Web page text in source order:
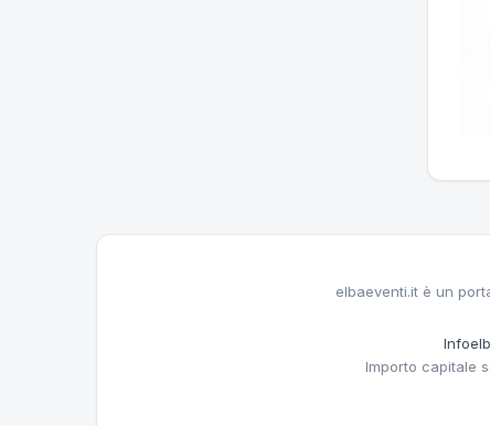
elbaeventi.it è un
Importo capitale